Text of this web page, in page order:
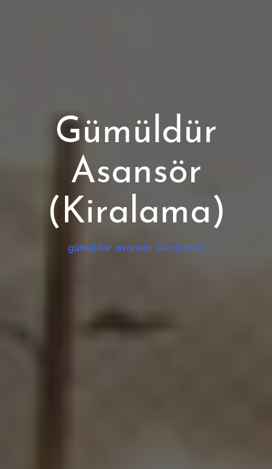
Gümüldür
Asansör
(Kiralama)
gümüldür asansör (kiralama)